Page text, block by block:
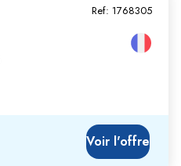
Ref: 1768305
Voir l'offre